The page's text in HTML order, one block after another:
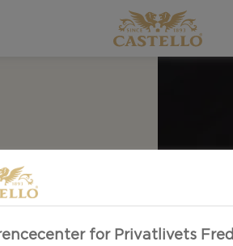
har en ren
ingredienser
portion for Privatlivets Fred